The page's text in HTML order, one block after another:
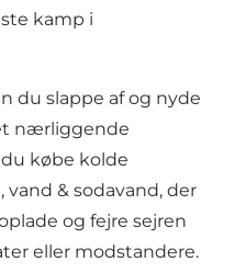
kamp i
du slappe af og nyde
nærliggende
købe kolde
vand & sodavand, der
og fejre sejren
eller modstandere.